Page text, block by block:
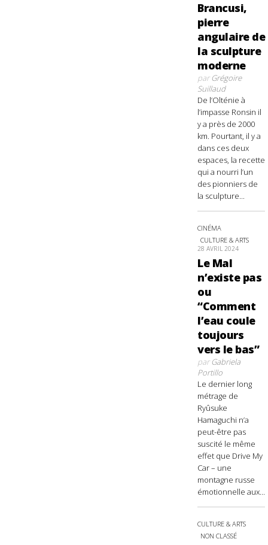
Brancusi,
pierre
angulaire de
la sculpture
moderne
parGrégoire
Suillaud
De l’Olténie à
l’impasse Ronsin il
y a près de 2000
km. Pourtant, il y a
dans ces deux
espaces, la recette
qui a nourri l’un
des pionniers de
la sculpture...
CINÉMA
CULTURE & ARTS
28 AVRIL 2024
Le Mal
n’existe pas
ou
“Comment
l’eau coule
toujours
vers le bas”
parGabriela
Portillo
Le dernier long
métrage de
Ryûsuke
Hamaguchi n’a
peut-être pas
suscité le même
effet que Drive My
Car – une
montagne russe
émotionnelle aux...
CULTURE & ARTS
NON CLASSÉ